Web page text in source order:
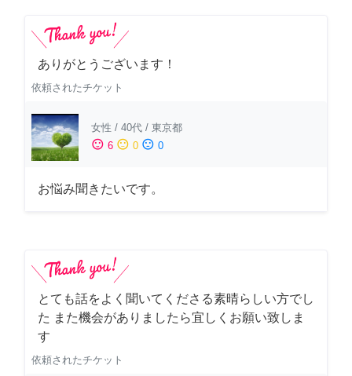
ありがとうございます！
依頼されたチケット
女性 / 40代 / 東京都
sentiment_satisfied 6 sentiment_neutral 0 sentiment_dissatisfied 0
お悩み聞きたいです。
とても話をよく聞いてくださる素晴らしい方でし
た また機会がありましたら宜しくお願い致しま
す
依頼されたチケット